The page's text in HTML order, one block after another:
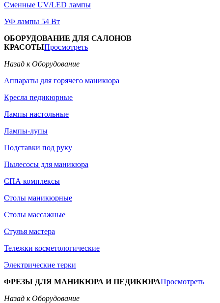
Сменные UV/LED лампы
УФ лампы 54 Вт
ОБОРУДОВАНИЕ ДЛЯ САЛОНОВ
КРАСОТЫПросмотреть
Назад к Оборудование
Аппараты для горячего маникюра
Кресла педикюрные
Лампы настольные
Лампы-лупы
Подставки под руку
Пылесосы для маникюра
СПА комплексы
Столы маникюрные
Столы массажные
Стулья мастера
Тележки косметологические
Электрические терки
ФРЕЗЫ ДЛЯ МАНИКЮРА И ПЕДИКЮРАПросмотреть
Назад к Оборудование